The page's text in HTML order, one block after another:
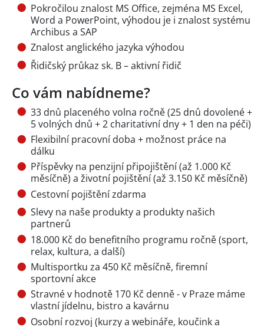
Pokročilou znalost MS Office, zejména MS Excel,
Word a PowerPoint, výhodou je i znalost systému
Archibus a SAP
Znalost anglického jazyka výhodou
Řidičský průkaz sk. B – aktivní řidič
Co vám nabídneme?
33 dnů placeného volna ročně (25 dnů dovolené +
5 volných dnů + 2 charitativní dny + 1 den na péči)
Flexibilní pracovní doba + možnost práce na
dálku
Příspěvky na penzijní připojištění (až 1.000 Kč
měsíčně) a životní pojištění (až 3.150 Kč měsíčně)
Cestovní pojištění zdarma
Slevy na naše produkty a produkty našich
partnerů
18.000 Kč do benefitního programu ročně (sport,
relax, kultura, a další)
Multisportku za 450 Kč měsíčně, firemní
sportovní akce
Stravné v hodnotě 170 Kč denně - v Praze máme
vlastní jídelnu, bistro a kavárnu
Osobní rozvoj (kurzy a webináře, koučink a